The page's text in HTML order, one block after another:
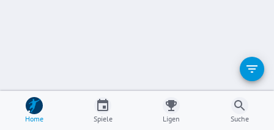
Home Spiele Ligen Suche